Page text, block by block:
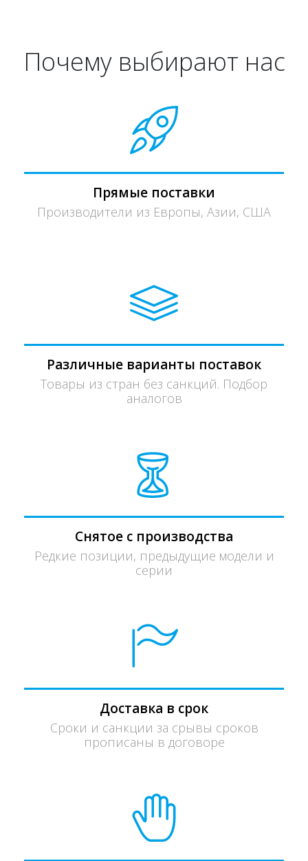
Почему выбирают нас
Прямые поставки
Производители из Европы, Азии, США
Различные варианты поставок
Товары из стран без санкций. Подбор
аналогов
Снятое с производства
Редкие позиции, предыдущие модели и
серии
Доставка в срок
Сроки и санкции за срывы сроков
прописаны в договоре